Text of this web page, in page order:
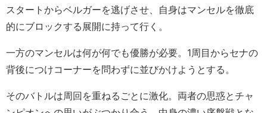
スタートからベルガーを逃げさせ、自身はマンセルを徹底
的にブロックする展開に持って行く。
一方のマンセルは何が何でも優勝が必要。1周目からセナの
背後につけコーナーを問わずに並びかけようとする。
そのバトルは周回を重ねるごとに激化。両者の思惑とチャ